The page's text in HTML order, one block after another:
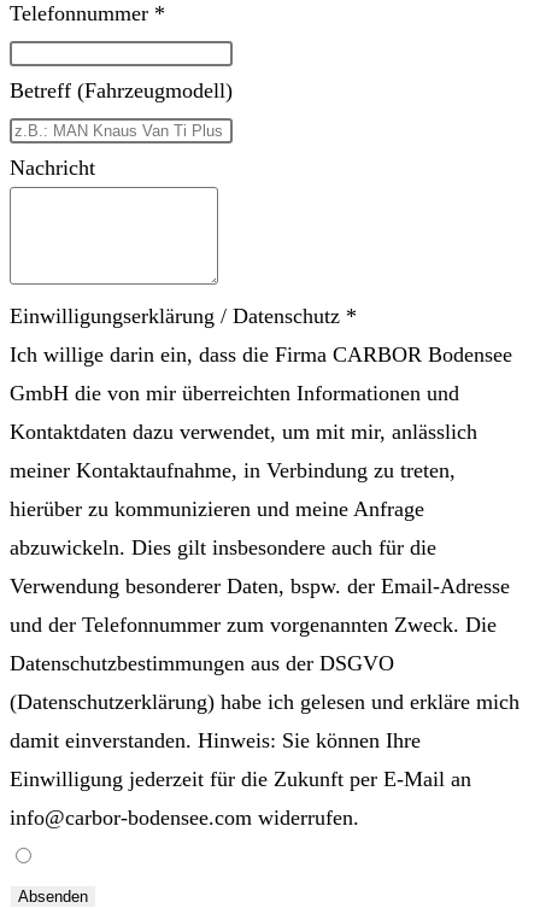
Telefonnummer *
Betreff (Fahrzeugmodell)
Nachricht
Einwilligungserklärung / Datenschutz *
Ich willige darin ein, dass die Firma CARBOR Bodensee
GmbH die von mir überreichten Informationen und
Kontaktdaten dazu verwendet, um mit mir, anlässlich
meiner Kontaktaufnahme, in Verbindung zu treten,
hierüber zu kommunizieren und meine Anfrage
abzuwickeln. Dies gilt insbesondere auch für die
Verwendung besonderer Daten, bspw. der Email-Adresse
und der Telefonnummer zum vorgenannten Zweck. Die
Datenschutzbestimmungen aus der DSGVO
(Datenschutzerklärung) habe ich gelesen und erkläre mich
damit einverstanden. Hinweis: Sie können Ihre
Einwilligung jederzeit für die Zukunft per E-Mail an
info@carbor-bodensee.com widerrufen.
Absenden